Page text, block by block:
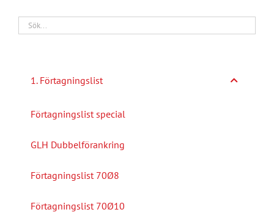
1. Förtagningslist
Förtagningslist special
GLH Dubbelförankring
Förtagningslist 70Ø8
Förtagningslist 70Ø10